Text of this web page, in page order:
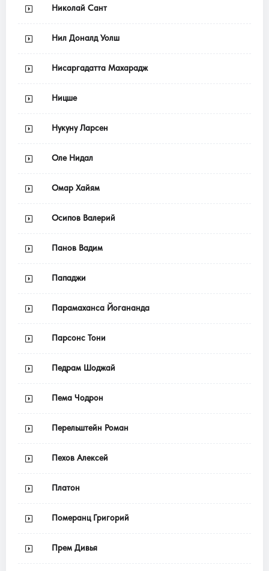
Николай Сант
Нил Доналд Уолш
Нисаргадатта Махарадж
Ницше
Нукуну Ларсен
Оле Нидал
Омар Хайям
Осипов Валерий
Панов Вадим
Пападжи
Парамаханса Йогананда
Парсонс Тони
Педрам Шоджай
Пема Чодрон
Перельштейн Роман
Пехов Алексей
Платон
Померанц Григорий
Прем Дивья